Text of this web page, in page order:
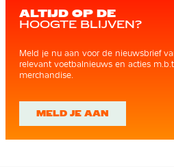
ALTIJD OP DE
HOOGTE BLIJVEN?
Meld je nu aan voor de nieuwsbrief
relevant voetbalnieuws en acties
merchandise.
MELD JE AAN